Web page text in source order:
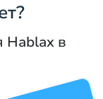
Hablax в